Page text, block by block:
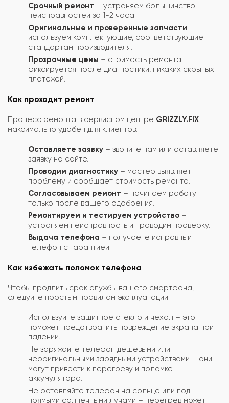
Срочный ремонт – устраняем большинство
неисправностей за 1-2 часа.
Оригинальные и проверенные запчасти –
используем комплектующие, соответствующие
стандартам производителя.
Прозрачные цены – стоимость ремонта
фиксируется после диагностики, никаких скрытых
платежей.
Как проходит ремонт
Процесс ремонта в сервисном центре GRIZZLY.FIX
максимально удобен для клиентов:
Оставляете заявку – звоните нам или оставляете
заявку на сайте.
Проводим диагностику – мастер выявляет
проблему и сообщает стоимость ремонта.
Согласовываем ремонт – начинаем работу
только после вашего одобрения.
Ремонтируем и тестируем устройство –
устраняем неисправность и проводим проверку.
Выдача телефона – получаете исправный
телефон с гарантией.
Как избежать поломок телефона
Чтобы продлить срок службы вашего смартфона,
следуйте простым правилам эксплуатации:
Используйте защитное стекло и чехол – это
поможет предотвратить повреждение экрана при
падении.
Не заряжайте телефон дешевыми или
неоригинальными зарядными устройствами – они
могут привести к перегреву и поломке
аккумулятора.
Не оставляйте телефон на солнце или под
прямыми солнечными лучами – перегрев может